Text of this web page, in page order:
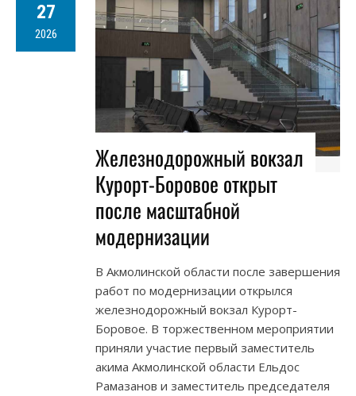
27
2026
Железнодорожный вокзал
Курорт-Боровое открыт
после масштабной
модернизации
В Акмолинской области после завершения
работ по модернизации открылся
железнодорожный вокзал Курорт-
Боровое. В торжественном мероприятии
приняли участие первый заместитель
акима Акмолинской области Ельдос
Рамазанов и заместитель председателя